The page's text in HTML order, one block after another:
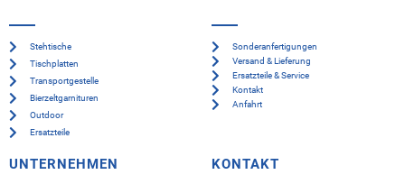
Stehtische
Tischplatten
Transportgestelle
Bierzeltgarnituren
Outdoor
Ersatzteile
Sonderanfertigungen
Versand & Lieferung
Ersatzteile & Service
Kontakt
Anfahrt
UNTERNEHMEN KONTAKT